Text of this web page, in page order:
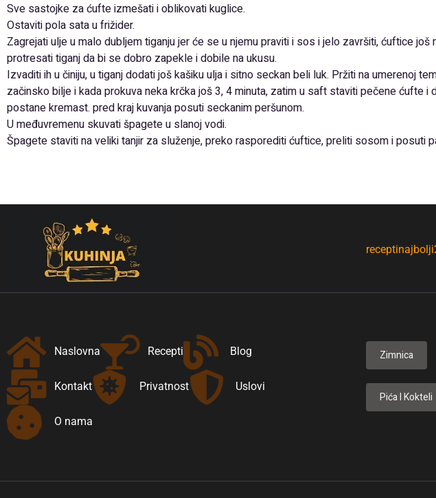
Sve sastojke za ćufte izmešati i oblikovati kuglice.
Ostaviti pola sata u frižider.
Zagrejati ulje u malo dubljem tiganju jer će se u njemu praviti i sos i jelo završiti, ćuftice
protresati tiganj da bi se dobro zapekle i dobile na ukusu.
Izvaditi ih u činiju, u tiganj dodati još kašiku ulja i sitno seckan beli luk. Pržiti na umerenoj
začinsko bilje i kada prokuva neka krčka još 3, 4 minuta, zatim u saft staviti pečene ćufte
postane kremast. pred kraj kuvanja posuti seckanim peršunom.
U međuvremenu skuvati špagete u slanoj vodi.
Špagete staviti na veliki tanjir za služenje, preko rasporediti ćuftice, preliti sosom i posuti
Naslovna Recepti Blog
Kontakt Privatnost Uslovi
O nama
Zimnica
Pića I Kokteli